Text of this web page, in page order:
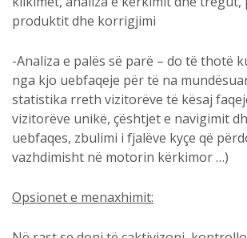
produktit dhe korrigjimi
-Analiza e palës së parë – do të thotë
nga kjo uebfaqeje për të na
statistika rreth vizitorëve të kësaj
vizitorëve unikë, çështjet e navigimit
uebfaqes, zbulimi i fjalëve kyçe që
vazhdimisht në motorin kërkimor …)
Opsionet e menaxhimit: